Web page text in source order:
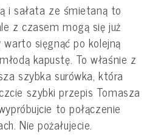
i sałata ze śmietaną to
z czasem mogą się już
sięgnąć po kolejną
kapustę. To właśnie z
szybka surówka, która
szybki przepis Tomasza
to połączenie
Nie pożałujecie.